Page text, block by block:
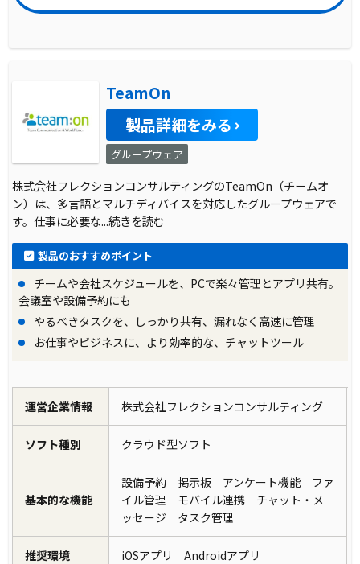
TeamOn
製品詳細をみる
グループウェア
株式会社フレクションコンサルティングのTeamOn（チームオ
ン）は、多言語とマルチディバイスを対応したグループウェアで
す。仕事に必要な...続きを読む
製品のおすすめポイント
チームや会社スケジュールを、PCで楽々管理とアプリ共有。
会議室や設備予約にも
やるべきタスクを、しっかり共有、漏れなく高速に管理
お仕事やビジネスに、より効率的な、チャットツール
運営企業情報 株式会社フレクションコンサルティング
ソフト種別 クラウド型ソフト
基本的な機能
設備予約 掲示板 アンケート機能 ファ
イル管理 モバイル連携 チャット・メ
ッセージ タスク管理
推奨環境 iOSアプリ Androidアプリ